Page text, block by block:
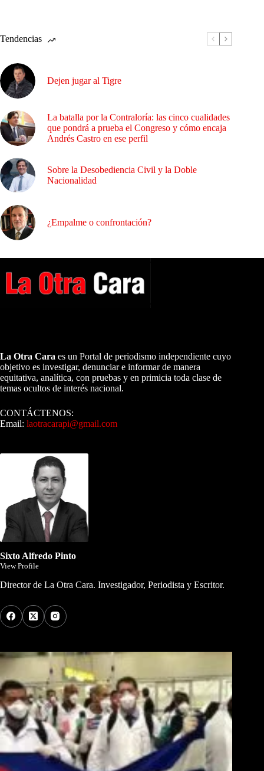
Tendencias
Dejen jugar al Tigre
La batalla por la Contraloría: las cinco cualidades
que pondrá a prueba el Congreso y cómo encaja
Andrés Castro en ese perfil
Sobre la Desobediencia Civil y la Doble
Nacionalidad
¿Empalme o confrontación?
La Otra Cara es un Portal de periodismo independiente cuyo
objetivo es investigar, denunciar e informar de manera
equitativa, analítica, con pruebas y en primicia toda clase de
temas ocultos de interés nacional.
CONTÁCTENOS:
Email: laotracarapi@gmail.com
Sixto Alfredo Pinto
View Profile
Director de La Otra Cara. Investigador, Periodista y Escritor.